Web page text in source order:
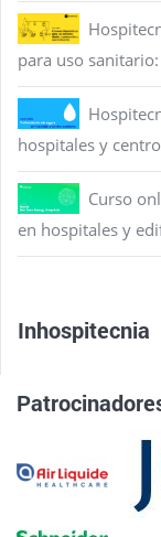
para uso
hospitales y
Curso
en hospitales y
Inhospitecnia